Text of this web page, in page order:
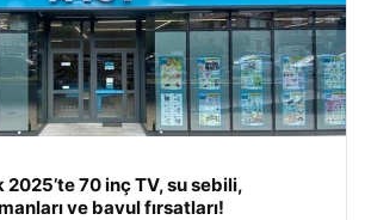
2025’te 70 inç TV, su sebili,
ve bavul fırsatları!